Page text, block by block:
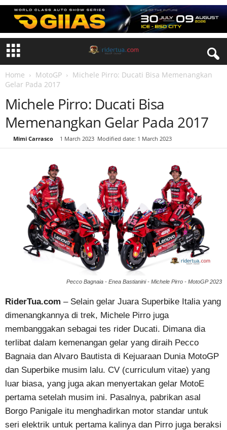
Home MotoGP
Michele Pirro: Ducati Bisa Memenangkan
Gelar Pada 2017
Michele Pirro: Ducati Bisa
Memenangkan Gelar Pada 2017
Mimi Carrasco 1 March 2023 Modified date: 1 March 2023
Pecco Bagnaia - Enea Bastianini - Michele Pirro - MotoGP 2023
RiderTua.com – Selain gelar Juara Superbike Italia yang
dimenangkannya di trek, Michele Pirro juga
membanggakan sebagai tes rider Ducati. Dimana dia
terlibat dalam kemenangan gelar yang diraih Pecco
Bagnaia dan Alvaro Bautista di Kejuaraan Dunia MotoGP
dan Superbike musim lalu. CV (curriculum vitae) yang
luar biasa, yang juga akan menyertakan gelar MotoE
pertama setelah musim ini. Pasalnya, pabrikan asal
Borgo Panigale itu menghadirkan motor standar untuk
seri elektrik untuk pertama kalinya dan Pirro juga beraksi